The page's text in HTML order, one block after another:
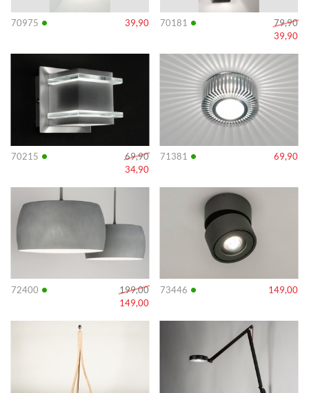
70975 • 39,90 70181 •
79,90
39,90
70215 •
69,90
34,90
Info
71381 • 69,90
Info
72400 •
199,00
149,00
Info
73446 • 149,00
Info
Info Info